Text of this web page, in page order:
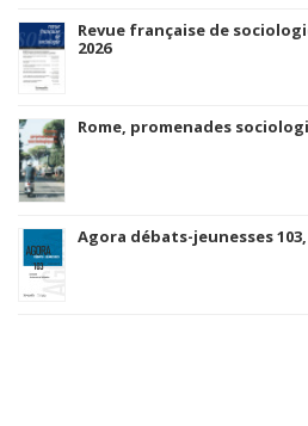
Revue française de
2026
Rome, promenades
Agora débats-jeunesses 103,